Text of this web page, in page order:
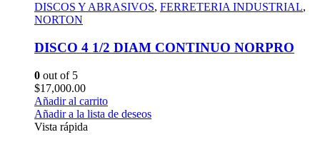
DISCOS Y ABRASIVOS, FERRETERIA INDUSTRIAL,
NORTON
DISCO 4 1/2 DIAM CONTINUO NORPRO
0 out of 5
$17,000.00
Añadir al carrito
Añadir a la lista de deseos
Vista rápida